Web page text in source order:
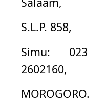
S.L.P. 858,
Simu: 023
2602160,
MOROGORO.